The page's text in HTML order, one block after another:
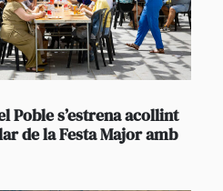
Poble s’estrena acollint
de la Festa Major amb